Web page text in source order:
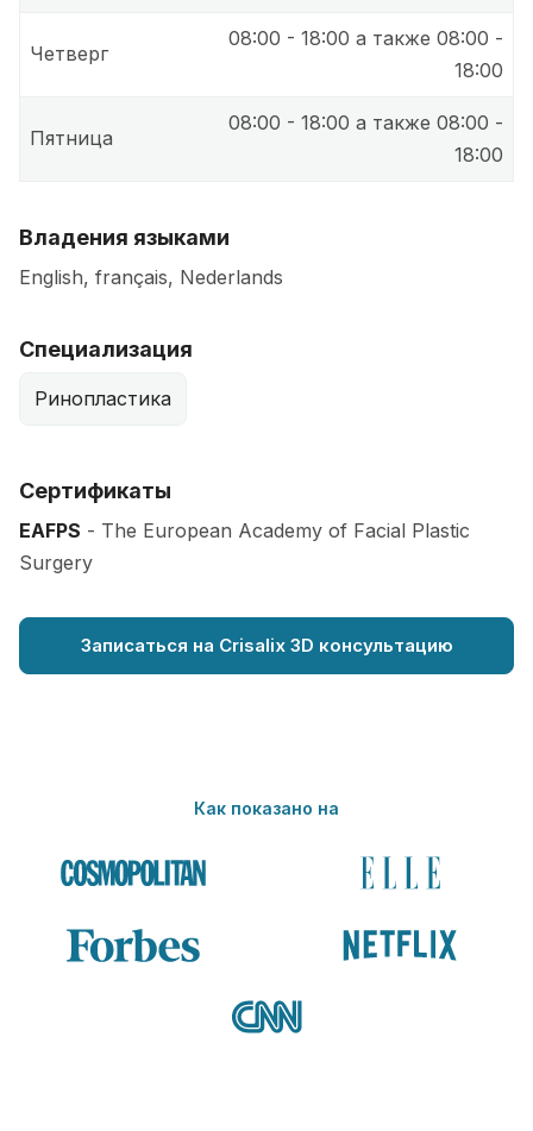
Четверг
08:00 - 18:00 а также 08:00 -
18:00
Пятница
08:00 - 18:00 а также 08:00 -
18:00
Владения языками
English, français, Nederlands
Специализация
Ринопластика
Сертификаты
EAFPS - The European Academy of Facial Plastic
Surgery
Записаться на Crisalix 3D консультацию
Как показано на